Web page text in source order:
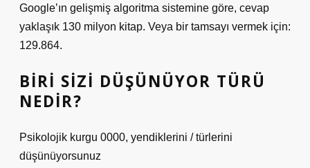
Google’ın gelişmiş algoritma sistemine göre, cevap
yaklaşık 130 milyon kitap. Veya bir tamsayı vermek için:
129.864.
BIRI SIZI DÜŞÜNÜYOR TÜRÜ
NEDIR?
Psikolojik kurgu 0000, yendiklerini / türlerini
düşünüyorsunuz